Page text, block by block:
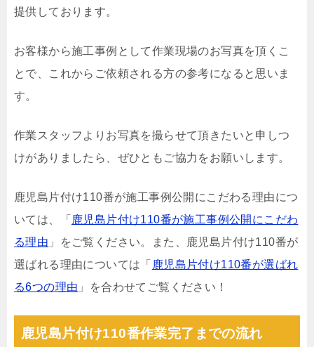
提供しております。
お客様から施工事例として作業現場のお写真を頂くこ
とで、これからご依頼される方の参考になると思いま
す。
作業スタッフよりお写真を撮らせて頂きたいと申しつ
けがありましたら、ぜひともご協力をお願いします。
鹿児島片付け110番が施工事例公開にこだわる理由につ
いては、「 鹿児島片付け110番が施工事例公開にこだわ
る理由 」をご覧ください。また、鹿児島片付け110番が
選ばれる理由については「 鹿児島片付け110番が選ばれ
る6つの理由 」を合わせてご覧ください！
鹿児島片付け110番作業完了までの流れ